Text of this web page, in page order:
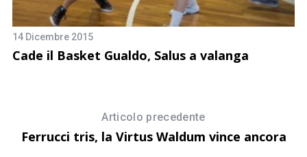
14 Dicembre 2015
Cade il Basket Gualdo, Salus a valanga
Articolo precedente
Ferrucci tris, la Virtus Waldum vince ancora